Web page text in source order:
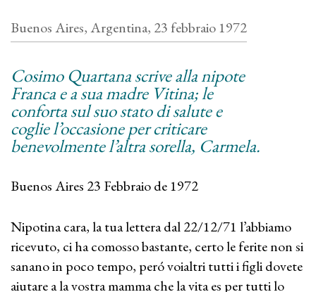
Buenos Aires, Argentina, 23 febbraio 1972
Cosimo Quartana scrive alla nipote
Franca e a sua madre Vitina; le
conforta sul suo stato di salute e
coglie l’occasione per criticare
benevolmente l’altra sorella, Carmela.
Buenos Aires 23 Febbraio de 1972
Nipotina cara, la tua lettera dal 22/12/71 l’abbiamo
ricevuto, ci ha comosso bastante, certo le ferite non si
sanano in poco tempo, peró voialtri tutti i figli dovete
aiutare a la vostra mamma che la vita es per tutti lo